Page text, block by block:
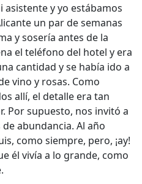
asistente y yo estábamos
un par de semanas
y sosería antes de la
el teléfono del hotel y era
cantidad y se había ido a
vino y rosas. Como
allí, el detalle era tan
Por supuesto, nos invitó a
abundancia. Al año
como siempre, pero, ¡ay!
él vivía a lo grande, como